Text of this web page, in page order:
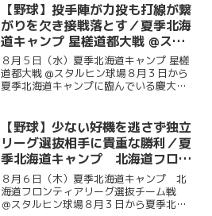
【野球】投手陣が力投も打線が繋
がりを欠き接戦落とす／夏季北海
道キャンプ 星槎道都大戦 @スタ
ルヒン球場
８月５日（水）夏季北海道キャンプ 星槎
道都大戦 @スタルヒン球場８月３日から
夏季北海道キャンプに臨んでいる慶大。
（商４・慶應）が相手打線に得点を許
し、２点を追う展開に。そ...
【野球】少ない好機を逃さず独立
リーグ選抜相手に貴重な勝利／夏
季北海道キャンプ 北海道フロン
ティアリーグ選抜チーム戦 ＠ス
タルヒン球場
８月６日（木）夏季北海道キャンプ 北
海道フロンティアリーグ選抜チーム戦
＠スタルヒン球場８月３日から夏季北海